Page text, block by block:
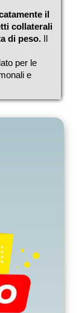
il
collaterali
di peso. Il
per le
e